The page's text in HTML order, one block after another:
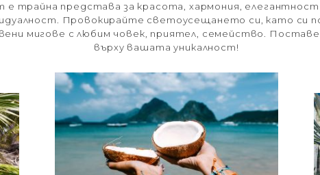
е трайна представа за красота, хармония, елегантност
Провокирайте светоусещането си, като си
мигове с любим човек, приятел, семейство.
върху вашата уникалност!